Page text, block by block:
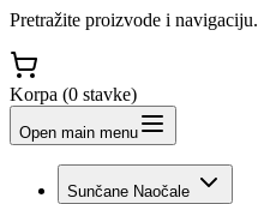
Pretražite proizvode i navigaciju.
Korpa (0 stavke)
Open main menu
Sunčane Naočale